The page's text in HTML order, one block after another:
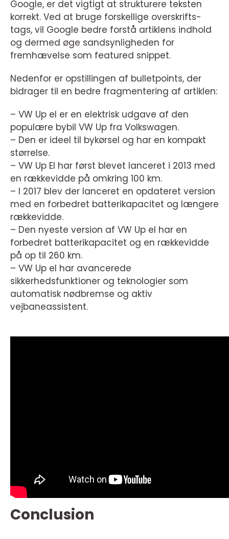
Google, er det vigtigt at strukturere teksten
korrekt. Ved at bruge forskellige overskrifts-
tags, vil Google bedre forstå artiklens indhold
og dermed øge sandsynligheden for
fremhævelse som featured snippet.
Nedenfor er opstillingen af bulletpoints, der
bidrager til en bedre fragmentering af artiklen:
– VW Up el er en elektrisk udgave af den
populære bybil VW Up fra Volkswagen.
– Den er ideel til bykørsel og har en kompakt
størrelse.
– VW Up El har først blevet lanceret i 2013 med
en rækkevidde på omkring 100 km.
– I 2017 blev der lanceret en opdateret version
med en forbedret batterikapacitet og længere
rækkevidde.
– Den nyeste version af VW Up el har en
forbedret batterikapacitet og en rækkevidde
på op til 260 km.
– VW Up el har avancerede
sikkerhedsfunktioner og teknologier som
automatisk nødbremse og aktiv
vejbaneassistent.
Conclusion